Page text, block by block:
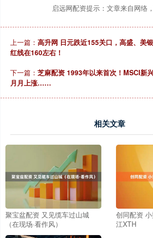
启远网配资提示：文章来自网络
上一篇： 高升网 日元跌近155关口，高盛、美
红线在160左右！
下一篇： 芝麻配资 1993年以来首次！MSCI新
月月上涨……
相关文章
聚宝盆配资 又见缆车过山城
（在现场·看作风）
创同配资
江XTH